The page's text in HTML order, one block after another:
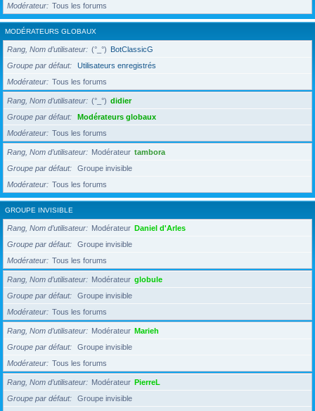
Modérateur
Tous les forums
MODÉRATEURS GLOBAUX
Rang, Nom d’utilisateur (°_°) BotClassicG
Groupe par défaut
Utilisateurs enregistrés
Modérateur
Tous les forums
Rang, Nom d’utilisateur (°_°) didier
Groupe par défaut
Modérateurs globaux
Modérateur
Tous les forums
Rang, Nom d’utilisateur Modérateur tambora
Groupe par défaut
Groupe invisible
Modérateur
Tous les forums
GROUPE INVISIBLE
Rang, Nom d’utilisateur Modérateur Daniel d'Arles
Groupe par défaut
Groupe invisible
Modérateur
Tous les forums
Rang, Nom d’utilisateur Modérateur globule
Groupe par défaut
Groupe invisible
Modérateur
Tous les forums
Rang, Nom d’utilisateur Modérateur Marieh
Groupe par défaut
Groupe invisible
Modérateur
Tous les forums
Rang, Nom d’utilisateur Modérateur PierreL
Groupe par défaut
Groupe invisible